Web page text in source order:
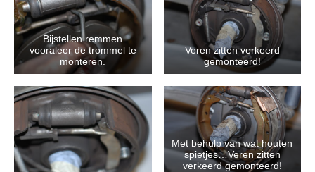
Bijstellen remmen
vooraleer de trommel te
monteren.
Veren zitten verkeerd
gemonteerd!
Met behulp van wat houten
spietjes…Veren zitten
verkeerd gemonteerd!